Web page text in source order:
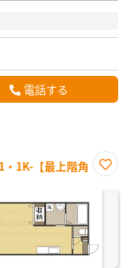
電話する
1K-【最上階角
に入